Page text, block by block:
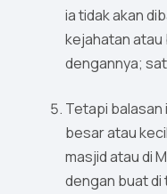
ia tidak akan
kejahatan atau
dengannya;
Tetapi balasan
besar atau
masjid atau di
dengan buat di